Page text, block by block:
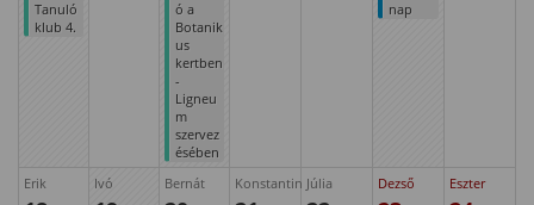
Tanuló
klub 4.
ó a
Botanik
us
kertben
-
Ligneu
m
szervez
ésében
nap
Erik Ivó Bernát Konstantin Júlia Dezső Eszter